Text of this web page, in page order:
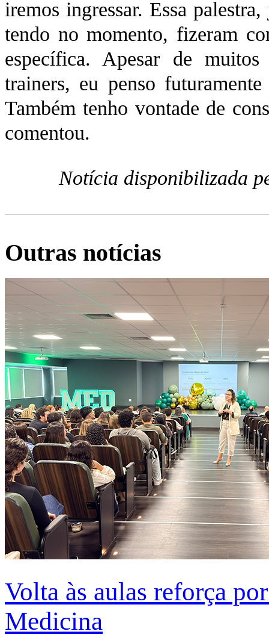
iremos ingressar. Essa
tendo no momento, fizeram
específica. Apesar de
trainers, eu penso
Também tenho vontade de
comentou.
Notícia disponibilizada
Outras notícias
Volta às aulas reforça
Medicina